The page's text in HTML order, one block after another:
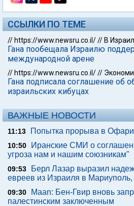
ССЫЛКИ ПО ТЕМЕ
// https://www.newsru.co.il/// В
Гана пообещала Израилю
международной арене
// https://www.newsru.co.il///
Гана подписала соглашение об
израильских кибуцах
ВАЖНЫЕ НОВОСТИ
11:13 Попытка прорыва в
10:50
Иранские СМИ о
угроза нам и нашим союзникам"
09:53
Берл Лазар выразил
евреев из Израиля в Мариуполь,
09:30
Maan: Бен-Гвир вновь
палестинским заключенным